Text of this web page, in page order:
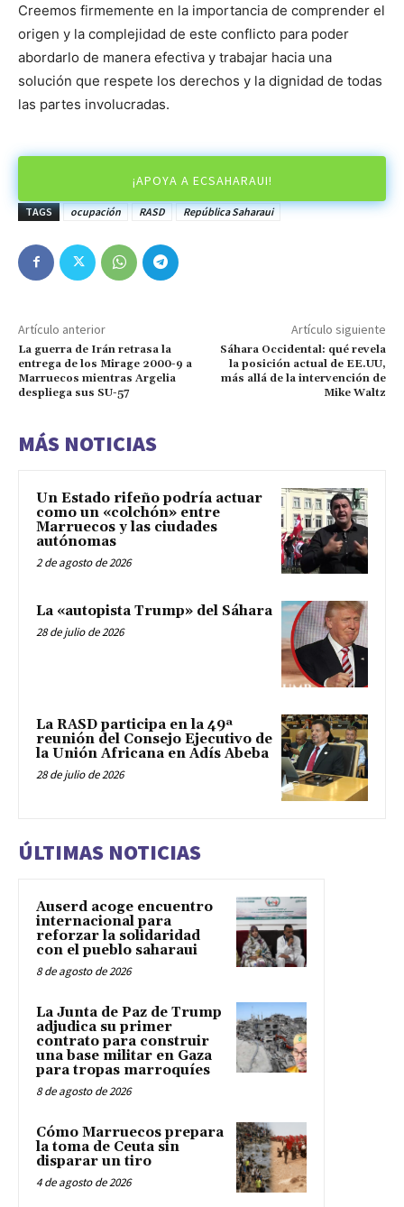
Creemos firmemente en la importancia de comprender el
origen y la complejidad de este conflicto para poder
abordarlo de manera efectiva y trabajar hacia una
solución que respete los derechos y la dignidad de todas
las partes involucradas.
¡APOYA A ECSAHARAUI!
TAGS ocupación RASD República Saharaui
Artículo anterior
La guerra de Irán retrasa la
entrega de los Mirage 2000-9 a
Marruecos mientras Argelia
despliega sus SU-57
Artículo siguiente
Sáhara Occidental: qué revela
la posición actual de EE.UU,
más allá de la intervención de
Mike Waltz
MÁS NOTICIAS
Un Estado rifeño podría actuar
como un «colchón» entre
Marruecos y las ciudades
autónomas
2 de agosto de 2026
La «autopista Trump» del Sáhara
28 de julio de 2026
La RASD participa en la 49ª
reunión del Consejo Ejecutivo de
la Unión Africana en Adís Abeba
28 de julio de 2026
ÚLTIMAS NOTICIAS
Auserd acoge encuentro
internacional para
reforzar la solidaridad
con el pueblo saharaui
8 de agosto de 2026
La Junta de Paz de Trump
adjudica su primer
contrato para construir
una base militar en Gaza
para tropas marroquíes
8 de agosto de 2026
Cómo Marruecos prepara
la toma de Ceuta sin
disparar un tiro
4 de agosto de 2026